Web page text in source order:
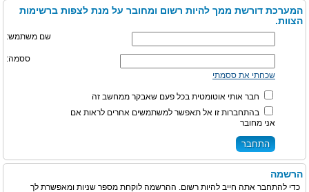
המערכת דורשת ממך להיות רשום ומחובר על מנת לצפות ברשימות
הצוות.
שם משתמש:
ססמה:
שכחתי את ססמתי
חבר אותי אוטומטית בכל פעם שאבקר ממחשב זה
בהתחברות זו אל תאפשר למשתמשים אחרים לראות אם
אני מחובר
הרשמה
כדי להתחבר אתה חייב להיות רשום. ההרשמה לוקחת מספר שניות ומאפשרת לך